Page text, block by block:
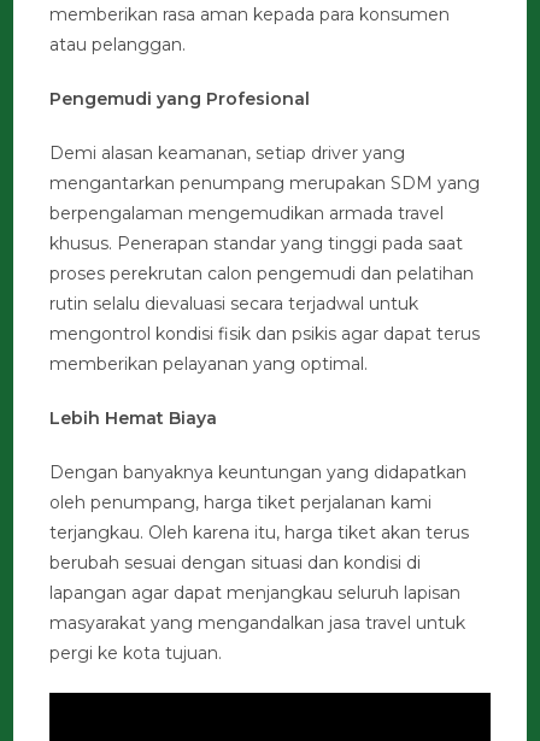
memberikan rasa aman kepada para konsumen
atau pelanggan.
Pengemudi yang Profesional
Demi alasan keamanan, setiap driver yang
mengantarkan penumpang merupakan SDM yang
berpengalaman mengemudikan armada travel
khusus. Penerapan standar yang tinggi pada saat
proses perekrutan calon pengemudi dan pelatihan
rutin selalu dievaluasi secara terjadwal untuk
mengontrol kondisi fisik dan psikis agar dapat terus
memberikan pelayanan yang optimal.
Lebih Hemat Biaya
Dengan banyaknya keuntungan yang didapatkan
oleh penumpang, harga tiket perjalanan kami
terjangkau. Oleh karena itu, harga tiket akan terus
berubah sesuai dengan situasi dan kondisi di
lapangan agar dapat menjangkau seluruh lapisan
masyarakat yang mengandalkan jasa travel untuk
pergi ke kota tujuan.